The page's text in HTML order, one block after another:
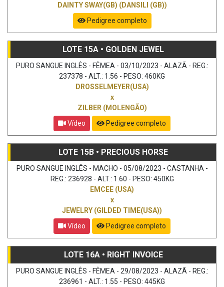
DAINTY SWAY(GB) (DANSILI (GB))
Pedigree completo
LOTE 15A • GOLDEN JEWEL
PURO SANGUE INGLÊS - FÊMEA - 03/10/2023 - ALAZÃ - REG.:
237378 - ALT.: 1.56 - PESO: 460KG
DROSSELMEYER(USA)
x
ZILBER (MOLENGÃO)
Vídeo
Pedigree completo
LOTE 15B • PRECIOUS HORSE
PURO SANGUE INGLÊS - MACHO - 05/08/2023 - CASTANHA -
REG.: 236928 - ALT.: 1.60 - PESO: 450KG
EMCEE (USA)
x
JEWELRY (GILDED TIME(USA))
Vídeo
Pedigree completo
LOTE 16A • RIGHT INVOICE
PURO SANGUE INGLÊS - FÊMEA - 29/08/2023 - ALAZÃ - REG.:
236961 - ALT.: 1.55 - PESO: 445KG